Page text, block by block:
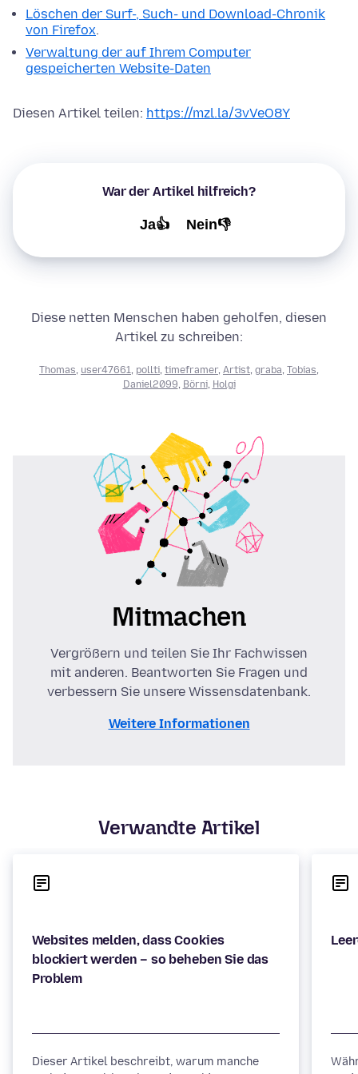
Löschen der Surf-, Such- und Download-Chronik
von Firefox.
Verwaltung der auf Ihrem Computer
gespeicherten Website-Daten
Diesen Artikel teilen: https://mzl.la/3vVeO8Y
War der Artikel hilfreich?
Ja👍 Nein👎
Diese netten Menschen haben geholfen, diesen
Artikel zu schreiben:
Thomas user47661 pollti timeframer, Artist graba Tobias
Daniel2099 Börni, Holgi
Mitmachen
Vergrößern und teilen Sie Ihr Fachwissen
mit anderen. Beantworten Sie Fragen und
verbessern Sie unsere Wissensdatenbank.
Weitere Informationen
Verwandte Artikel
Websites melden, dass Cookies
blockiert werden – so beheben Sie das
Problem
Dieser Artikel beschreibt, warum manche